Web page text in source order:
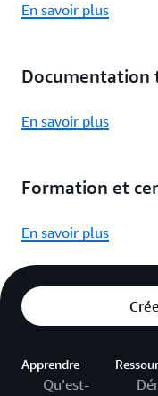
En savoir plus
Documentation
En savoir plus
Formation et
En savoir plus
Apprendre
Qu’est-